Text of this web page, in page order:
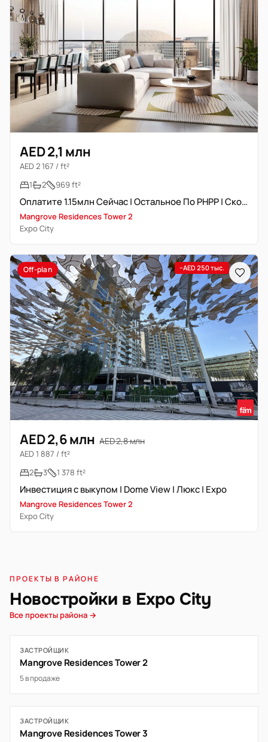
AED 2,1 млн
AED 2 167 / ft²
1
2 969 ft²
Оплатите 1.15млн Сейчас | Остальное По PHPP | Скорая Передача
Mangrove Residences Tower 2
Expo City
Off-plan −AED 250 тыс.
AED 2,6 млн AED 2,8 млн
AED 1 887 / ft²
2
3 1 378 ft²
Инвестиция с выкупом | Dome View | Люкс | Expo
Mangrove Residences Tower 2
Expo City
ПРОЕКТЫ В РАЙОНЕ
Новостройки в Expo City
Все проекты района →
ЗАСТРОЙЩИК
Mangrove Residences Tower 2
5 в продаже
ЗАСТРОЙЩИК
Mangrove Residences Tower 3